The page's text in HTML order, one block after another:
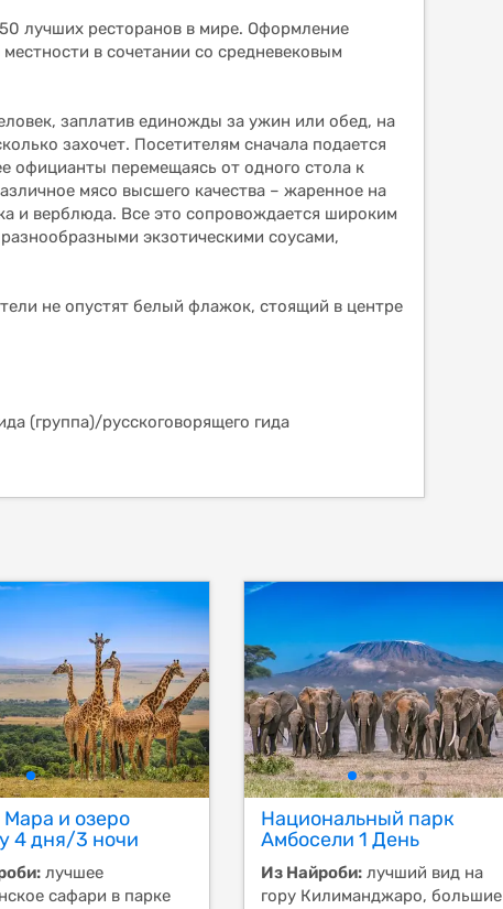
лучших ресторанов в мире. Оформление
в сочетании со средневековым
заплатив единожды за ужин или обед, на
захочет. Посетителям сначала подается
официанты перемещаясь от одного стола к
мясо высшего качества – жаренное на
и верблюда. Все это сопровождается широким
экзотическими соусами,
не опустят белый флажок, стоящий в центре
(группа)/русскоговорящего гида
и озеро
4 дня/3 ночи
лучшее
сафари в парке
Национальный парк
Амбосели 1 День
Из Найроби: лучший вид на
гору Килиманджаро, большие